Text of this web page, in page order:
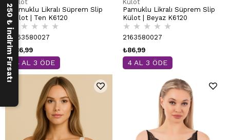
Külot
Pamuklu Likralı Süprem Slip
Külot | Ten K6120
★ ★ ★ ★ ★
2163580027
₺86,99
4 AL 3 ÖDE
Külot
Pamuklu Likralı Süprem Slip
Külot | Beyaz K6120
★ ★ ★ ★ ★
2163580027
₺86,99
4 AL 3 ÖDE
250 ₺ İndirim Fırsatı